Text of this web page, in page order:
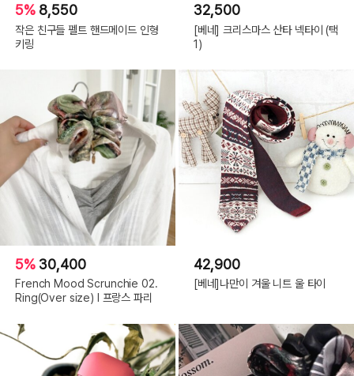
5% 8,550
작은 친구들 펠트 핸드메이드 인형
키링
32,500
[베네] 크리스마스 산타 넥타이 (택
1)
5% 30,400
French Mood Scrunchie 02.
Ring(Over size) l 프랑스 파리
42,900
[베네]나만이 겨울 니트 울 타이